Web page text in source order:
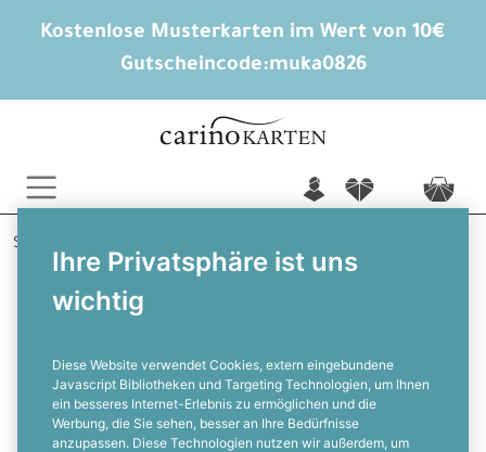
Kostenlose Musterkarten im Wert von 10€
Gutscheincode:muka0826
Ihre Privatsphäre ist uns
wichtig
Diese Website verwendet Cookies, extern eingebundene
Javascript Bibliotheken und Targeting Technologien, um Ihnen
ein besseres Internet-Erlebnis zu ermöglichen und die
Werbung, die Sie sehen, besser an Ihre Bedürfnisse
anzupassen. Diese Technologien nutzen wir außerdem, um
n f c
Startseite
Einladungskarten Geburtstag
Rock and Roll
Geburtstagseinladung für die